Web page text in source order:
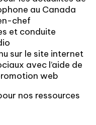
au Canada
chef
et conduite
sur le site internet
avec l’aide de
web
nos ressources